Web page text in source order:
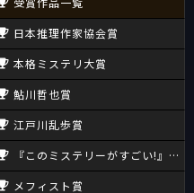
日本推理作家協会賞
本格ミステリ大賞
鮎川哲也賞
江戸川乱歩賞
『このミステリーがすごい!』大賞
メフィスト賞